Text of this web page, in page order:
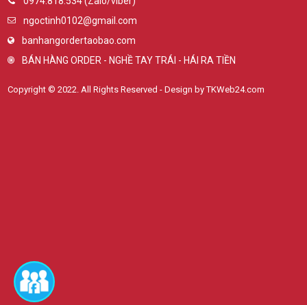
ngoctinh0102@gmail.com
banhangordertaobao.com
BÁN HÀNG ORDER - NGHỀ TAY TRÁI - HÁI RA TIỀN
Copyright © 2022. All Rights Reserved - Design by TKWeb24.com